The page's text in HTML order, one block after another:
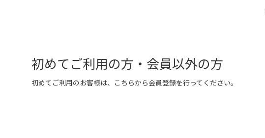
初めてご利用の方・会員以外の方
初めてご利用のお客様は、こちらから会員登録を行ってください。